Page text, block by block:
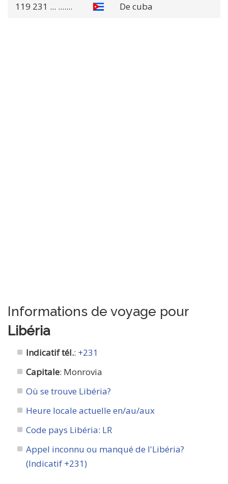
119 231 ... ....... De cuba
Informations de voyage pour
Libéria
Indicatif tél.: +231
Capitale: Monrovia
Où se trouve Libéria?
Heure locale actuelle en/au/aux
Code pays Libéria: LR
Appel inconnu ou manqué de l'Libéria?
(Indicatif +231)